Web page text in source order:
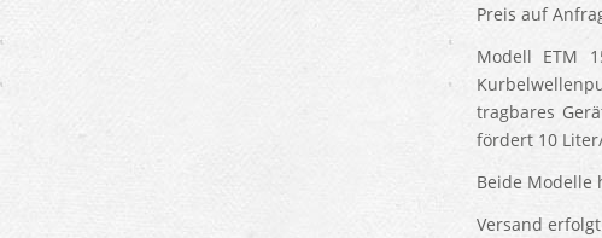
Preis auf
Modell ETM
tragbares
fördert 10
Beide Modelle
Versand